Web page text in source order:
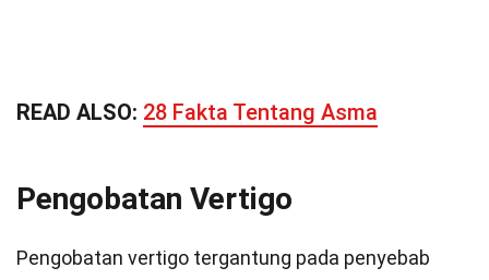
READ ALSO: 28 Fakta Tentang Asma
Pengobatan Vertigo
Pengobatan vertigo tergantung pada penyebab